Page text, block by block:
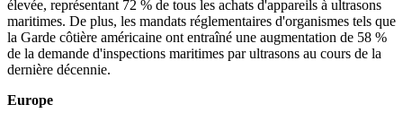
élevée, représentant 72 % de tous les achats d'appareils à ultrasons
maritimes. De plus, les mandats réglementaires d'organismes tels que
la Garde côtière américaine ont entraîné une augmentation de 58 %
de la demande d'inspections maritimes par ultrasons au cours de la
dernière décennie.
Europe